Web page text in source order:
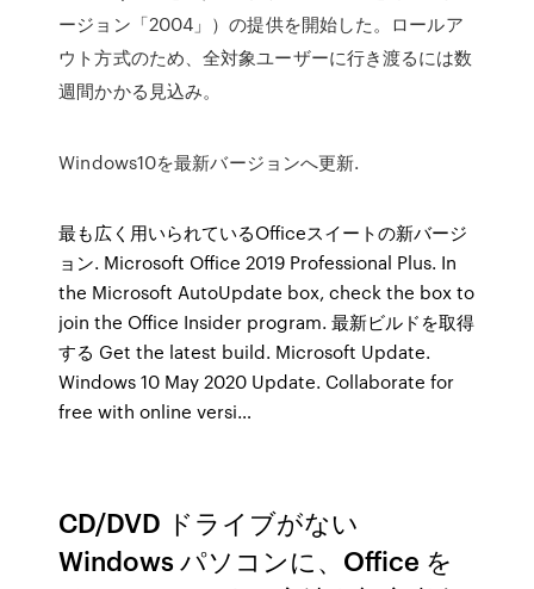
ージョン「2004」）の提供を開始した。ロールア
ウト方式のため、全対象ユーザーに行き渡るには数
週間かかる見込み。
Windows10を最新バージョンへ更新.
最も広く用いられているOfficeスイートの新バージ
ョン. Microsoft Office 2019 Professional Plus. In
the Microsoft AutoUpdate box, check the box to
join the Office Insider program. 最新ビルドを取得
する Get the latest build. Microsoft Update.
Windows 10 May 2020 Update. Collaborate for
free with online versi…
CD/DVD ドライブがない
Windows パソコンに、Office を